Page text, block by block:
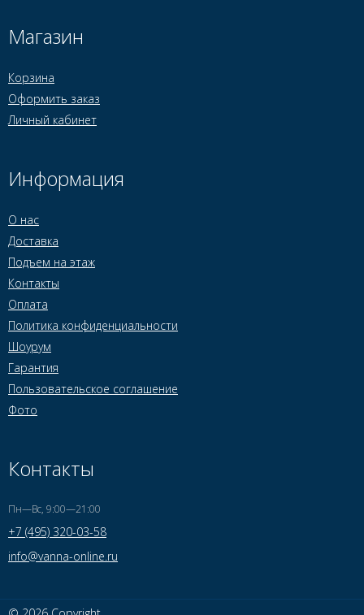
Магазин
Корзина
Оформить заказ
Личный кабинет
Информация
О нас
Доставка
Подъем на этаж
Контакты
Оплата
Политика конфиденциальности
Шоурум
Гарантия
Пользовательское соглашение
Фото
Контакты
Пн—Вс, 9:00—21:00
+7 (495) 320-03-58
info@vanna-online.ru